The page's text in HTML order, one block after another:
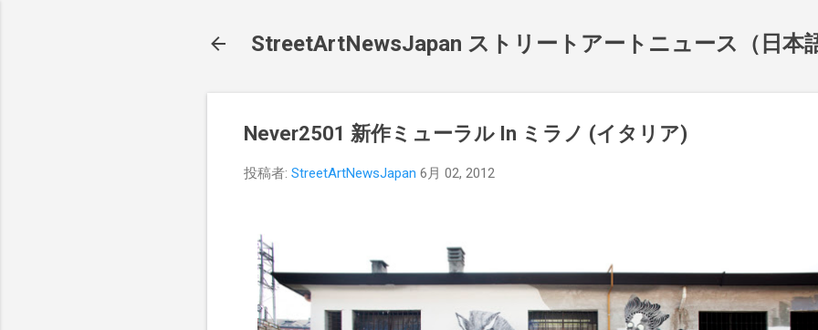
StreetArtNewsJapan ストリートアートニュース（日本
Never2501 新作ミューラル In ミラノ (イタリア)
投稿者: StreetArtNewsJapan 6月 02, 2012